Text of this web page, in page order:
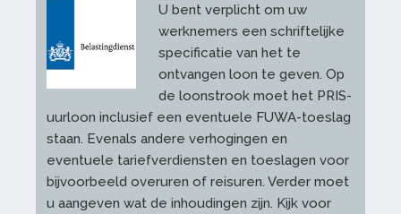
U bent verplicht om uw
werknemers een schriftelijke
specificatie van het te
ontvangen loon te geven. Op
de loonstrook moet het PRIS-
uurloon inclusief een eventuele FUWA-toeslag
staan. Evenals andere verhogingen en
eventuele tariefverdiensten en toeslagen voor
bijvoorbeeld overuren of reisuren. Verder moet
u aangeven wat de inhoudingen zijn. Kijk voor